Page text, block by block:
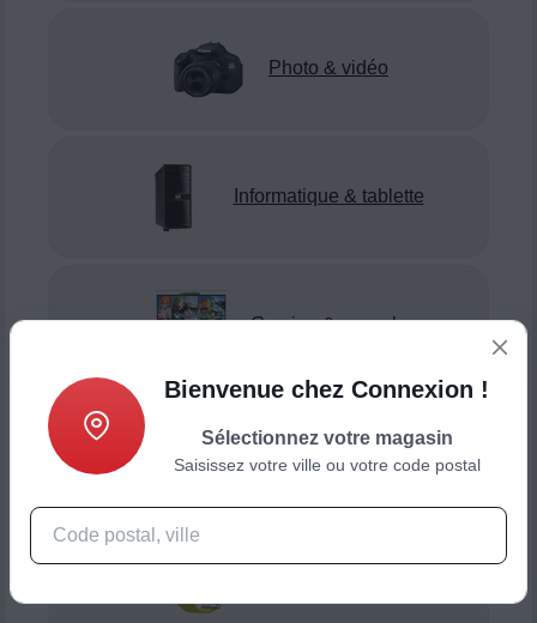
Photo & vidéo
Informatique & tablette
Gaming & console
Smartphone & téléphonie
Bienvenue chez Connexion !
Sélectionnez votre magasin
Saisissez votre ville ou votre code postal